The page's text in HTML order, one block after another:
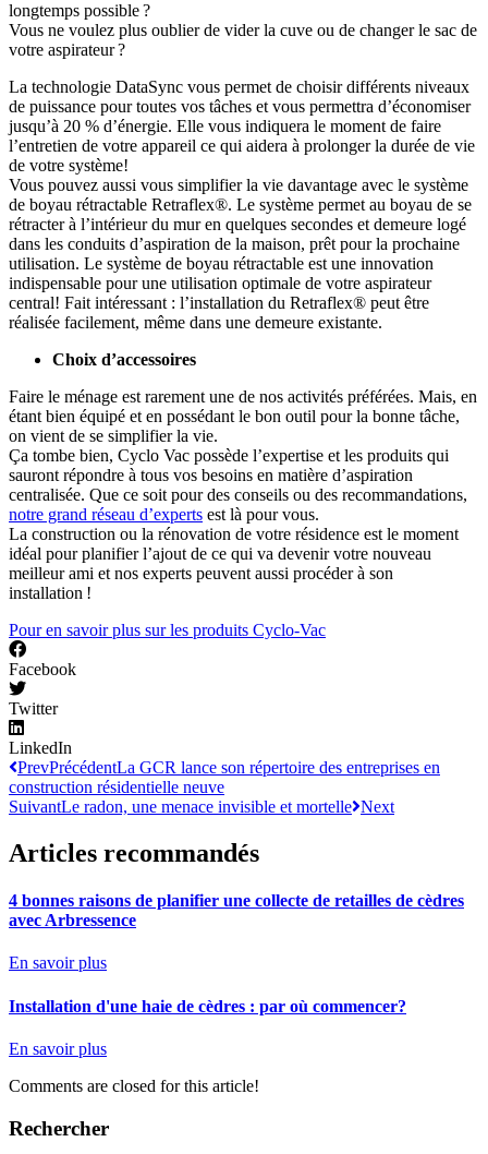
longtemps possible ?
Vous ne voulez plus oublier de vider la cuve ou de changer le sac de
votre aspirateur ?
La technologie DataSync vous permet de choisir différents niveaux
de puissance pour toutes vos tâches et vous permettra d’économiser
jusqu’à 20 % d’énergie. Elle vous indiquera le moment de faire
l’entretien de votre appareil ce qui aidera à prolonger la durée de vie
de votre système!
Vous pouvez aussi vous simplifier la vie davantage avec le système
de boyau rétractable Retraflex®. Le système permet au boyau de se
rétracter à l’intérieur du mur en quelques secondes et demeure logé
dans les conduits d’aspiration de la maison, prêt pour la prochaine
utilisation. Le système de boyau rétractable est une innovation
indispensable pour une utilisation optimale de votre aspirateur
central! Fait intéressant : l’installation du Retraflex® peut être
réalisée facilement, même dans une demeure existante.
Choix d’accessoires
Faire le ménage est rarement une de nos activités préférées. Mais, en
étant bien équipé et en possédant le bon outil pour la bonne tâche,
on vient de se simplifier la vie.
Ça tombe bien, Cyclo Vac possède l’expertise et les produits qui
sauront répondre à tous vos besoins en matière d’aspiration
centralisée. Que ce soit pour des conseils ou des recommandations,
notre grand réseau d’experts est là pour vous.
La construction ou la rénovation de votre résidence est le moment
idéal pour planifier l’ajout de ce qui va devenir votre nouveau
meilleur ami et nos experts peuvent aussi procéder à son
installation !
Pour en savoir plus sur les produits Cyclo-Vac
Facebook
Twitter
LinkedIn
PrevPrécédentLa GCR lance son répertoire des entreprises en
construction résidentielle neuve
SuivantLe radon, une menace invisible et mortelle Next
Articles recommandés
4 bonnes raisons de planifier une collecte de retailles de cèdres
avec Arbressence
En savoir plus
Installation d'une haie de cèdres : par où commencer?
En savoir plus
Comments are closed for this article!
Rechercher